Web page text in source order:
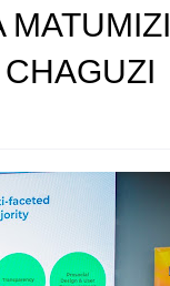
MATUMIZI